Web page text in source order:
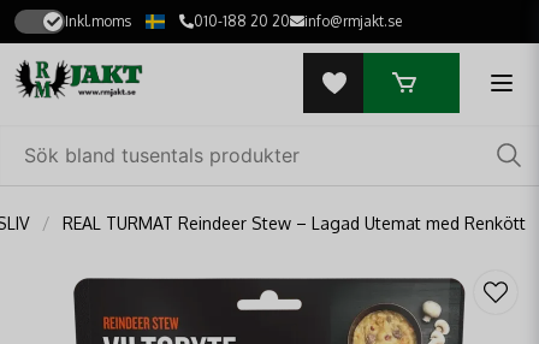
Inkl.moms 010-188 20 20 info@rmjakt.se
REAL TURMAT Reindeer Stew – Lagad Utemat med Renkött